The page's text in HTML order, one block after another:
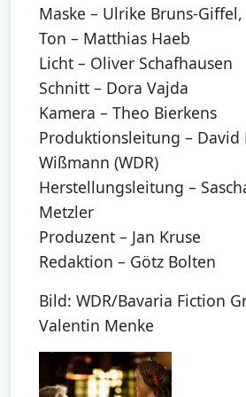
Maske – Ulrike Bruns-
Ton – Matthias Haeb
Licht – Oliver Schafhausen
Schnitt – Dora Vajda
Kamera – Theo Bierkens
Produktionsleitung – David
Wißmann (WDR)
Herstellungsleitung –
Metzler
Produzent – Jan Kruse
Redaktion – Götz Bolten
Bild: WDR/Bavaria Fiction
Valentin Menke